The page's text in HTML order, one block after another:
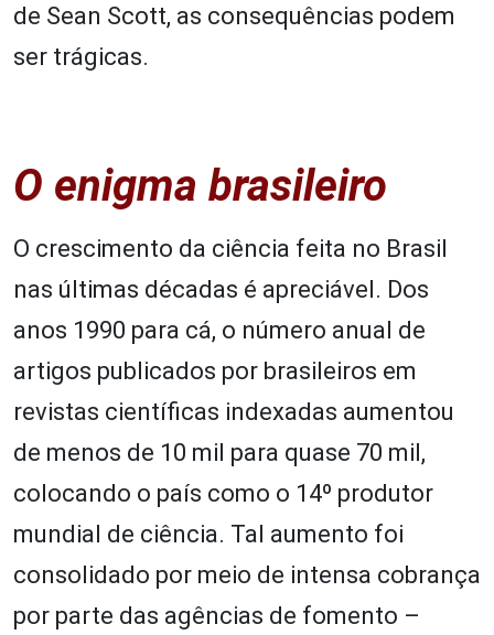
de Sean Scott, as consequências podem
ser trágicas.
O enigma brasileiro
O crescimento da ciência feita no Brasil
nas últimas décadas é apreciável. Dos
anos 1990 para cá, o número anual de
artigos publicados por brasileiros em
revistas científicas indexadas aumentou
de menos de 10 mil para quase 70 mil,
colocando o país como o 14º produtor
mundial de ciência. Tal aumento foi
consolidado por meio de intensa cobrança
por parte das agências de fomento –